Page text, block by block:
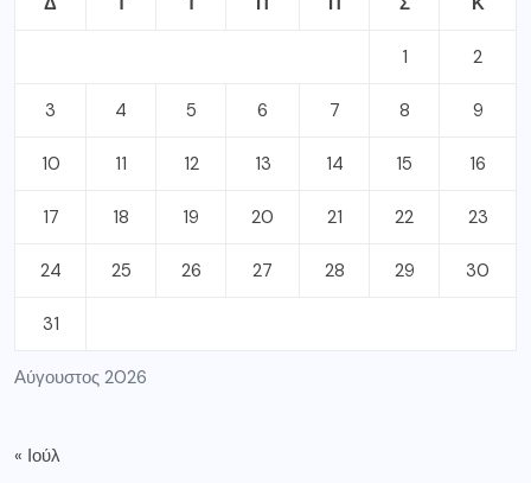
Αύγουστος 2026
1 2
3 4 5 6 7 8 9
10 11 12 13 14 15 16
17 18 19 20 21 22 23
24 25 26 27 28 29 30
31
« Ιούλ